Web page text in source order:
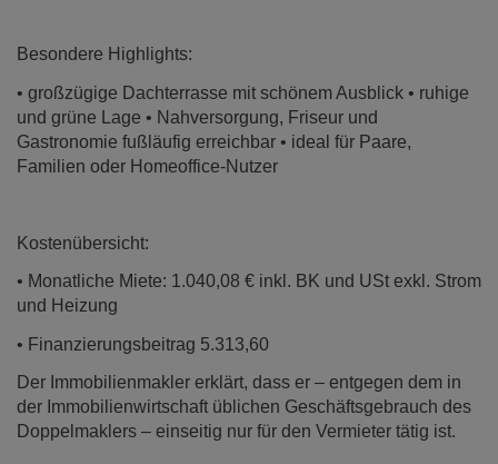
Besondere Highlights:
• großzügige Dachterrasse mit schönem Ausblick • ruhige
und grüne Lage • Nahversorgung, Friseur und
Gastronomie fußläufig erreichbar • ideal für Paare,
Familien oder Homeoffice-Nutzer
Kostenübersicht:
• Monatliche Miete: 1.040,08 € inkl. BK und USt exkl. Strom
und Heizung
• Finanzierungsbeitrag 5.313,60
Der Immobilienmakler erklärt, dass er – entgegen dem in
der Immobilienwirtschaft üblichen Geschäftsgebrauch des
Doppelmaklers – einseitig nur für den Vermieter tätig ist.